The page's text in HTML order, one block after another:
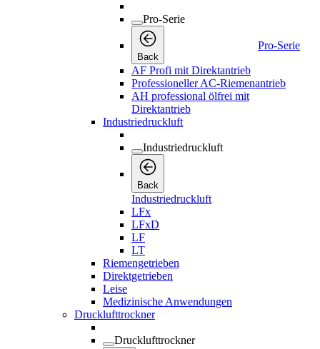
Pro-Serie
Back
Pro-Serie
AF Profi mit Direktantrieb
Professioneller AC-Riemenantrieb
AH professional ölfrei mit
Direktantrieb
Industriedruckluft
Industriedruckluft
Back
Industriedruckluft
LFx
LFxD
LF
LT
Riemengetrieben
Direktgetrieben
Leise
Medizinische Anwendungen
Drucklufttrockner
Drucklufttrockner